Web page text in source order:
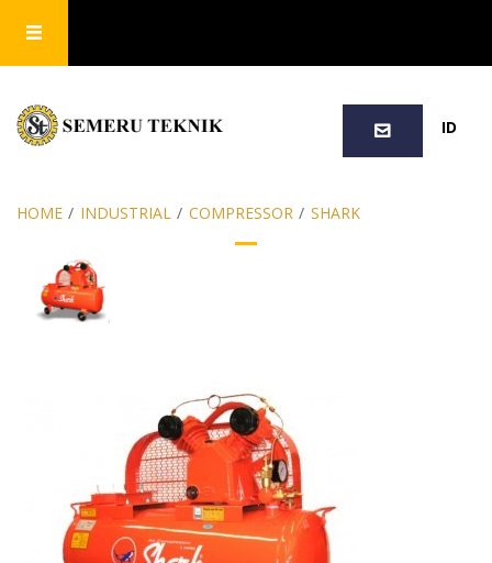
ID
HOME / INDUSTRIAL / COMPRESSOR / SHARK